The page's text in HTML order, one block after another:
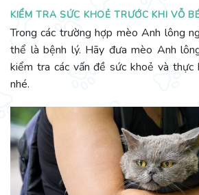
KIỂM TRA SỨC KHOẺ TRƯỚC KHI VỖ
Trong các trường hợp mèo Anh lông
thể là bệnh lý. Hãy đưa mèo Anh
kiểm tra các vấn đề sức khoẻ và thực
nhé.